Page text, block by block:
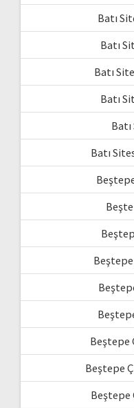
Batı
Batı
Batı
Batı
Batı
Beştepe
Beştepe
Beştepe